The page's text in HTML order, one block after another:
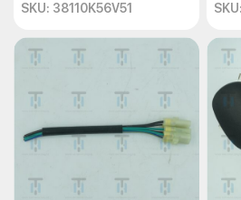
SKU: 38110K56V51